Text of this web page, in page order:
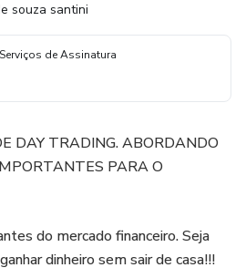
souza santini
de Assinatura
DAY TRADING. ABORDANDO
PARA O
do mercado financeiro. Seja
dinheiro sem sair de casa!!!